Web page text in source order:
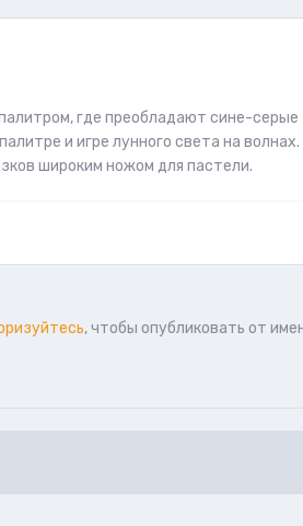
где преобладают сине-серые
и игре лунного света на
широким ножом для пастели.
, чтобы опубликовать от